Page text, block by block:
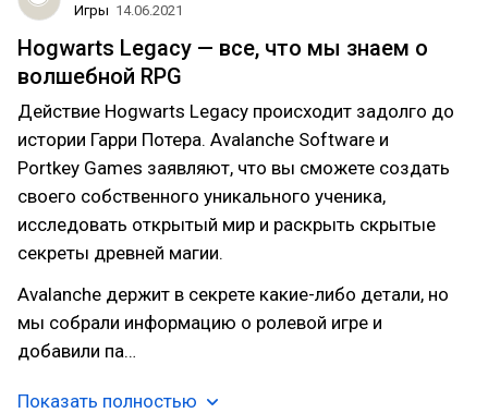
Игры 14.06.2021
Hogwarts Legacy — все, что мы знаем о
волшебной RPG
Действие Hogwarts Legacy происходит задолго до
истории Гарри Потера. Avalanche Software и
Portkey Games заявляют, что вы сможете создать
своего собственного уникального ученика,
исследовать открытый мир и раскрыть скрытые
секреты древней магии.
Avalanche держит в секрете какие-либо детали, но
мы собрали информацию о ролевой игре и
добавили па…
Показать полностью